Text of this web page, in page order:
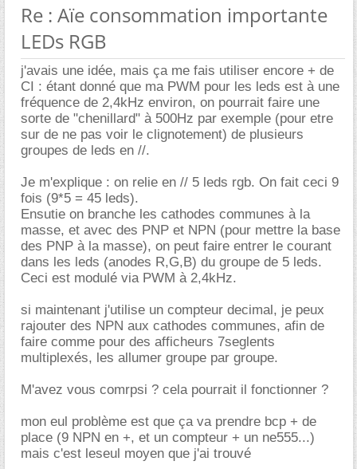
Re : Aïe consommation importante
LEDs RGB
j'avais une idée, mais ça me fais utiliser encore + de
CI : étant donné que ma PWM pour les leds est à une
fréquence de 2,4kHz environ, on pourrait faire une
sorte de "chenillard" à 500Hz par exemple (pour etre
sur de ne pas voir le clignotement) de plusieurs
groupes de leds en //.
Je m'explique : on relie en // 5 leds rgb. On fait ceci 9
fois (9*5 = 45 leds).
Ensutie on branche les cathodes communes à la
masse, et avec des PNP et NPN (pour mettre la base
des PNP à la masse), on peut faire entrer le courant
dans les leds (anodes R,G,B) du groupe de 5 leds.
Ceci est modulé via PWM à 2,4kHz.
si maintenant j'utilise un compteur decimal, je peux
rajouter des NPN aux cathodes communes, afin de
faire comme pour des afficheurs 7seglents
multiplexés, les allumer groupe par groupe.
M'avez vous comrpsi ? cela pourrait il fonctionner ?
mon eul problème est que ça va prendre bcp + de
place (9 NPN en +, et un compteur + un ne555...)
mais c'est leseul moyen que j'ai trouvé